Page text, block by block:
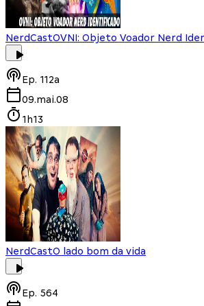
NerdCastOVNI: Objeto Voador Nerd
Ep. 112a
09.mai.08
1h13
NerdCastO lado bom da vida
Ep. 564